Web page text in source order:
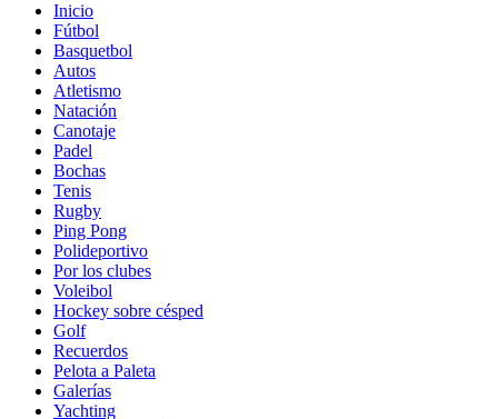
Inicio
Fútbol
Basquetbol
Autos
Atletismo
Natación
Canotaje
Padel
Bochas
Tenis
Rugby
Ping Pong
Polideportivo
Por los clubes
Voleibol
Hockey sobre césped
Golf
Recuerdos
Pelota a Paleta
Galerías
Yachting